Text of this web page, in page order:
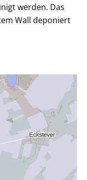
werden. Das
Wall deponiert